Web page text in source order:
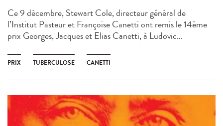
Ce 9 décembre, Stewart Cole, directeur général de
l’Institut Pasteur et Françoise Canetti ont remis le 14ème
prix Georges, Jacques et Elias Canetti, à Ludovic...
PRIX TUBERCULOSE CANETTI